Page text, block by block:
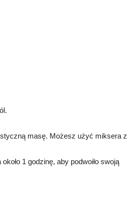
masę. Możesz użyć miksera z
1 godzinę, aby podwoiło swoją